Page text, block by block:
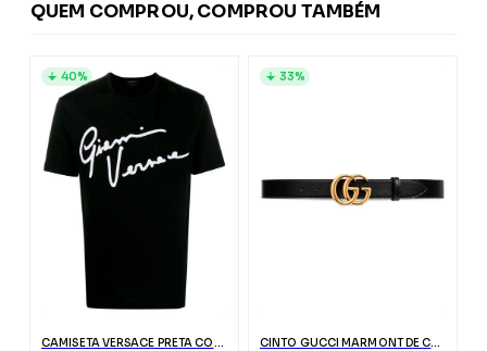
QUEM COMPROU, COMPROU TAMBÉM
CAMISETA VERSACE PRETA COM ESTAMPA BRANCA
40%
CINTO GUCCI MARMONT DE COURO COM FIVELA DUPLO G
33%